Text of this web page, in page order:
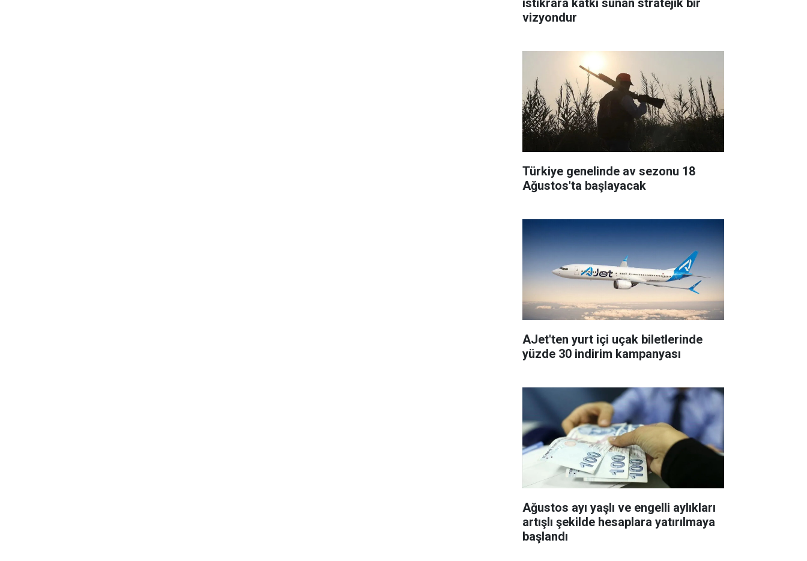
istikrara katkı sunan stratejik bir
vizyondur
Türkiye genelinde av sezonu 18
Ağustos'ta başlayacak
AJet'ten yurt içi uçak biletlerinde
yüzde 30 indirim kampanyası
Ağustos ayı yaşlı ve engelli aylıkları
artışlı şekilde hesaplara yatırılmaya
başlandı